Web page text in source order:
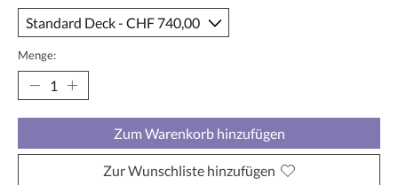
Menge:
Zum Warenkorb hinzufügen
Zur Wunschliste hinzufügen